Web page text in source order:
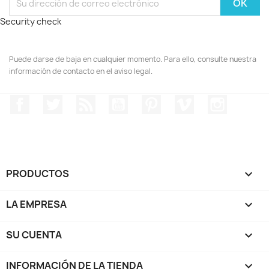
Security check
Puede darse de baja en cualquier momento. Para ello, consulte nuestra
información de contacto en el aviso legal.
PRODUCTOS 
LA EMPRESA 
SU CUENTA 
INFORMACIÓN DE LA TIENDA keyboard_arrow_down